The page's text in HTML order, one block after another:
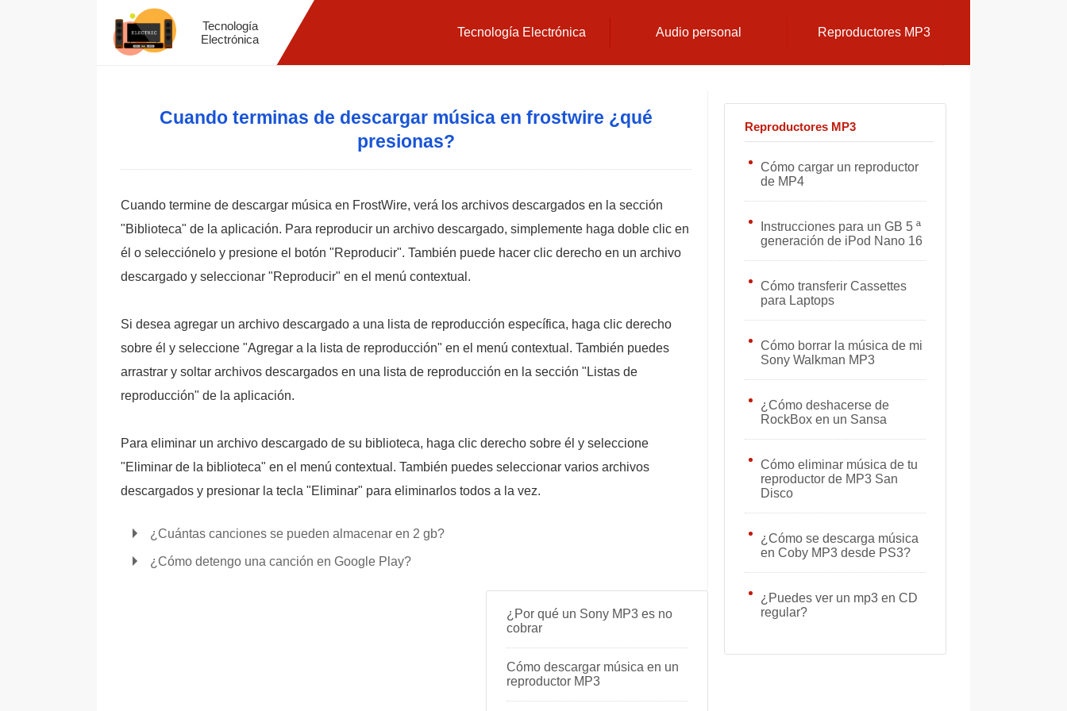
Tecnología
Electrónica
Tecnología Electrónica Audio personal Reproductores MP3
Cuando terminas de descargar música en frostwire ¿qué
presionas?
Cuando termine de descargar música en FrostWire, verá los archivos descargados en la sección
"Biblioteca" de la aplicación. Para reproducir un archivo descargado, simplemente haga doble clic en
él o selecciónelo y presione el botón "Reproducir". También puede hacer clic derecho en un archivo
descargado y seleccionar "Reproducir" en el menú contextual.
Si desea agregar un archivo descargado a una lista de reproducción específica, haga clic derecho
sobre él y seleccione "Agregar a la lista de reproducción" en el menú contextual. También puedes
arrastrar y soltar archivos descargados en una lista de reproducción en la sección "Listas de
reproducción" de la aplicación.
Para eliminar un archivo descargado de su biblioteca, haga clic derecho sobre él y seleccione
"Eliminar de la biblioteca" en el menú contextual. También puedes seleccionar varios archivos
descargados y presionar la tecla "Eliminar" para eliminarlos todos a la vez.
¿Cuántas canciones se pueden almacenar en 2 gb?
¿Cómo detengo una canción en Google Play?
Reproductores MP3
Cómo cargar un reproductor
de MP4
Instrucciones para un GB 5 ª
generación de iPod Nano 16
Cómo transferir Cassettes
para Laptops
Cómo borrar la música de mi
Sony Walkman MP3
¿Cómo deshacerse de
RockBox en un Sansa
Cómo eliminar música de tu
reproductor de MP3 San
Disco
¿Cómo se descarga música
en Coby MP3 desde PS3?
¿Puedes ver un mp3 en CD
regular?
¿Por qué un Sony MP3 es no
cobrar
Cómo descargar música en un
reproductor MP3